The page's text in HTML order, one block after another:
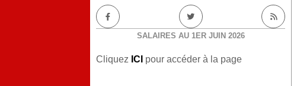
SALAIRES AU 1ER JUIN 2026
Cliquez ICI pour accéder à la page